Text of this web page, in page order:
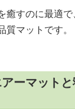
癒すのに最適
マットです。
ーマット